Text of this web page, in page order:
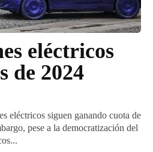
eléctricos
de 2024
eléctricos siguen ganando cuota de
pese a la democratización del